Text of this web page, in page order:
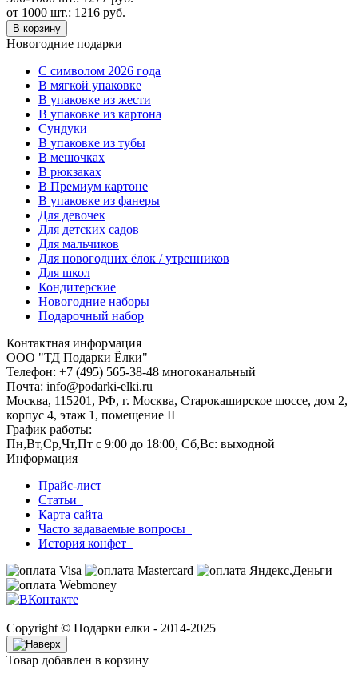
от 1000 шт.: 1216 руб.
В корзину
Новогодние подарки
C символом 2026 года
В мягкой упаковке
В упаковке из жести
В упаковке из картона
Сундуки
В упаковке из тубы
В мешочках
В рюкзаках
В Премиум картоне
В упаковке из фанеры
Для девочек
Для детских садов
Для мальчиков
Для новогодних ёлок / утренников
Для школ
Кондитерские
Новогодние наборы
Подарочный набор
Контактная информация
ООО "ТД Подарки Ёлки"
Телефон: +7 (495) 565-38-48 многоканальный
Почта: info@podarki-elki.ru
Москва, 115201, РФ, г. Москва, Старокаширское шоссе, дом 2,
корпус 4, этаж 1, помещение II
График работы:
Пн,Вт,Ср,Чт,Пт с 9:00 до 18:00, Сб,Вс: выходной
Информация
Прайс-лист
Статьи
Карта сайта
Часто задаваемые вопросы
История конфет
Copyright © Подарки елки - 2014-2025
Товар добавлен в корзину